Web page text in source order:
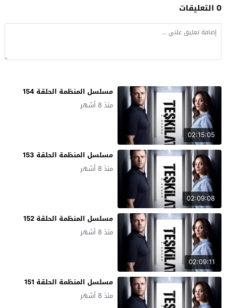
0 التعليقات
02:15:05
مسلسل المنظمة الحلقة 154
منذ 8 أشهر
02:09:08
مسلسل المنظمة الحلقة 153
منذ 8 أشهر
02:09:11
مسلسل المنظمة الحلقة 152
منذ 8 أشهر
مسلسل المنظمة الحلقة 151
منذ 8 أشهر